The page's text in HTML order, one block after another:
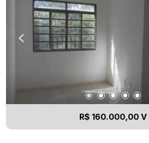
R$ 160.000,00 V